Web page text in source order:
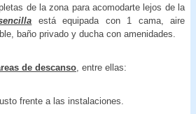
de la zona para acomodarte lejos de la
está equipada con 1 cama, aire
baño privado y ducha con amenidades.
de descanso , entre ellas:
frente a las instalaciones.